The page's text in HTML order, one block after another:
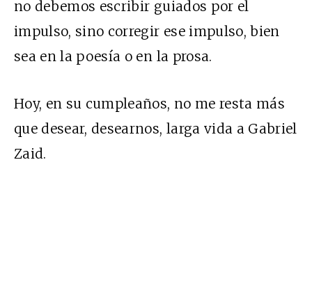
no debemos escribir guiados por el
impulso, sino corregir ese impulso, bien
sea en la poesía o en la prosa.
Hoy, en su cumpleaños, no me resta más
que desear, desearnos, larga vida a Gabriel
Zaid.